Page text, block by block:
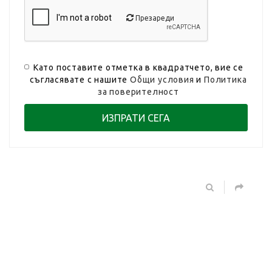
Презареди
Като поставите отметка в квадратчето, вие се
съгласявате с нашитеОбщи условия иПолитика
за поверителност